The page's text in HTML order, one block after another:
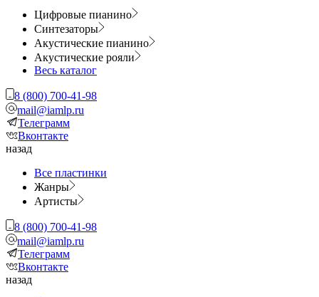
Цифровые пианино
Синтезаторы
Акустические пианино
Акустические рояли
Весь каталог
8 (800) 700-41-98
mail@iamlp.ru
Телеграмм
Вконтакте
назад
Все пластинки
Жанры
Артисты
8 (800) 700-41-98
mail@iamlp.ru
Телеграмм
Вконтакте
назад